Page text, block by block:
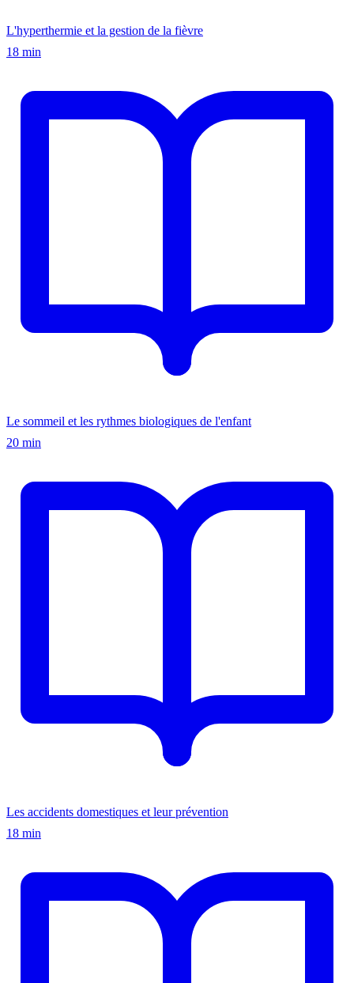
L'hyperthermie et la gestion de la fièvre
18 min
Le sommeil et les rythmes biologiques de l'enfant
20 min
Les accidents domestiques et leur prévention
18 min